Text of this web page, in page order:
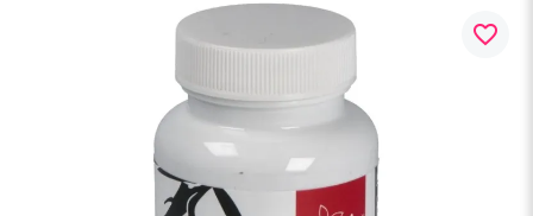
favorite_border